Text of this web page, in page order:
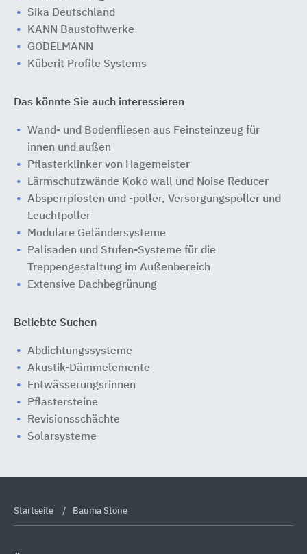
Sika Deutschland
KANN Baustoffwerke
GODELMANN
Küberit Profile Systems
Das könnte Sie auch interessieren
Wand- und Bodenfliesen aus Feinsteinzeug für
innen und außen
Pflasterklinker von Hagemeister
Lärmschutzwände Koko wall und Noise Reducer
Absperrpfosten und -poller, Versorgungspoller und
Leuchtpoller
Modulare Geländersysteme
Palisaden und Stufen-Systeme für die
Treppengestaltung im Außenbereich
Extensive Dachbegrünung
Beliebte Suchen
Abdichtungssysteme
Akustik-Dämmelemente
Entwässerungsrinnen
Pflastersteine
Revisionsschächte
Solarsysteme
Startseite Bauma Stone